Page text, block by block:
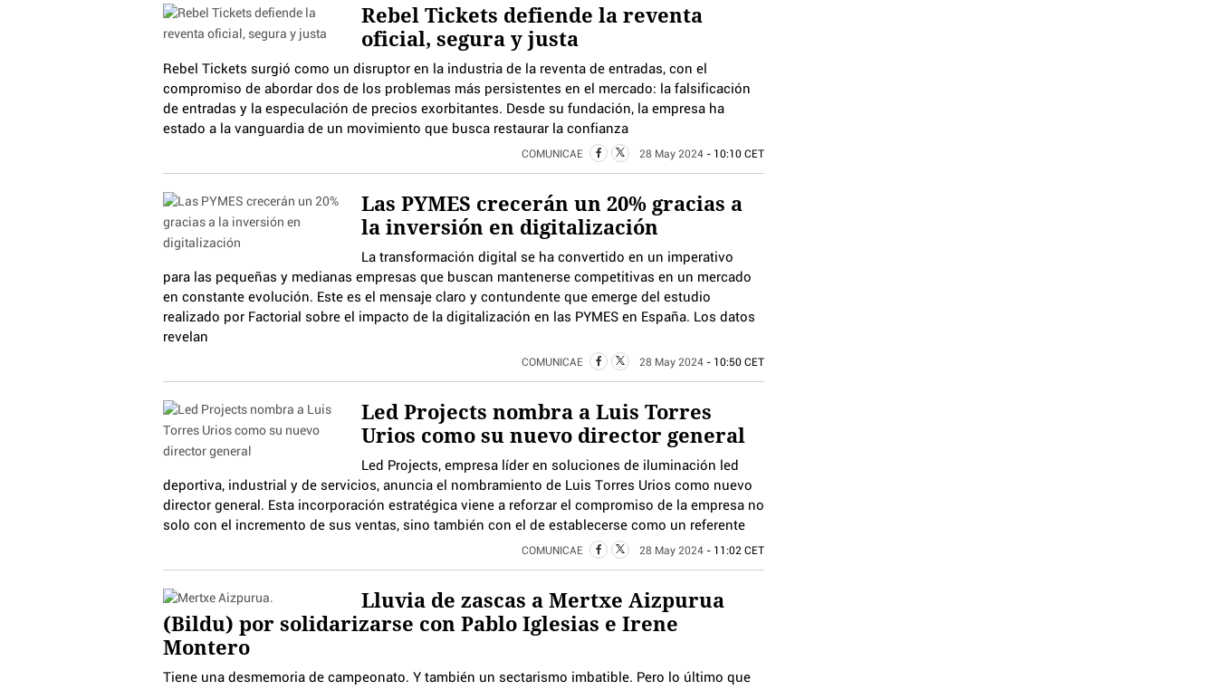
Rebel Tickets defiende la reventa
oficial, segura y justa
Rebel Tickets surgió como un disruptor en la industria de la reventa de entradas, con el
compromiso de abordar dos de los problemas más persistentes en el mercado: la falsificación
de entradas y la especulación de precios exorbitantes. Desde su fundación, la empresa ha
estado a la vanguardia de un movimiento que busca restaurar la confianza
COMUNICAE 28 May 2024 - 10:10 CET
Las PYMES crecerán un 20% gracias a
la inversión en digitalización
La transformación digital se ha convertido en un imperativo
para las pequeñas y medianas empresas que buscan mantenerse competitivas en un mercado
en constante evolución. Este es el mensaje claro y contundente que emerge del estudio
realizado por Factorial sobre el impacto de la digitalización en las PYMES en España. Los datos
revelan
COMUNICAE 28 May 2024 - 10:50 CET
Led Projects nombra a Luis Torres
Urios como su nuevo director general
Led Projects, empresa líder en soluciones de iluminación led
deportiva, industrial y de servicios, anuncia el nombramiento de Luis Torres Urios como nuevo
director general. Esta incorporación estratégica viene a reforzar el compromiso de la empresa no
solo con el incremento de sus ventas, sino también con el de establecerse como un referente
COMUNICAE 28 May 2024 - 11:02 CET
Lluvia de zascas a Mertxe Aizpurua
(Bildu) por solidarizarse con Pablo Iglesias e Irene
Montero
Tiene una desmemoria de campeonato. Y también un sectarismo imbatible. Pero lo último que